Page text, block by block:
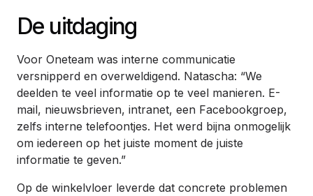
De uitdaging
Voor Oneteam was interne communicatie
versnipperd en overweldigend. Natascha: “We
deelden te veel informatie op te veel manieren. E-
mail, nieuwsbrieven, intranet, een Facebookgroep,
zelfs interne telefoontjes. Het werd bijna onmogelijk
om iedereen op het juiste moment de juiste
informatie te geven.”
Op de winkelvloer leverde dat concrete problemen